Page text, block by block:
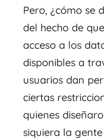
Pero, ¿cómo se
del hecho de
acceso a los
disponibles a
usuarios dan
ciertas
quienes
siquiera la